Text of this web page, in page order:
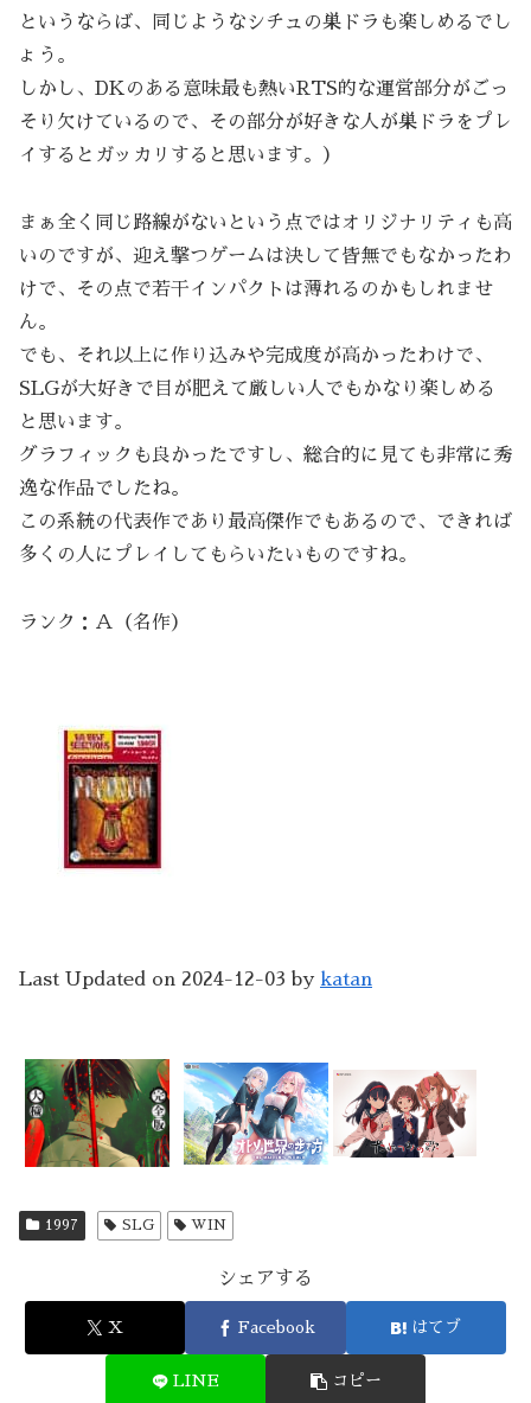
というならば、同じようなシチュの巣ドラも楽しめるでし
ょう。
しかし、DKのある意味最も熱いRTS的な運営部分がごっ
そり欠けているので、その部分が好きな人が巣ドラをプレ
イするとガッカリすると思います。）
まぁ全く同じ路線がないという点ではオリジナリティも高
いのですが、迎え撃つゲームは決して皆無でもなかったわ
けで、その点で若干インパクトは薄れるのかもしれませ
ん。
でも、それ以上に作り込みや完成度が高かったわけで、
SLGが大好きで目が肥えて厳しい人でもかなり楽しめる
と思います。
グラフィックも良かったですし、総合的に見ても非常に秀
逸な作品でしたね。
この系統の代表作であり最高傑作でもあるので、できれば
多くの人にプレイしてもらいたいものですね。
ランク：Ａ（名作）
Last Updated on 2024-12-03 by katan
1997 SLG WIN
シェアする
X Facebook はてブ
LINE コピー